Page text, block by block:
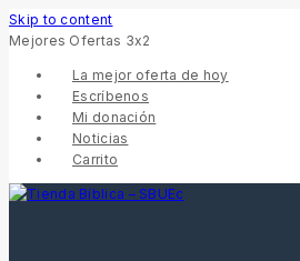
Skip to content
Mejores Ofertas 3x2
La mejor oferta de hoy
Escríbenos
Mi donación
Noticias
Carrito